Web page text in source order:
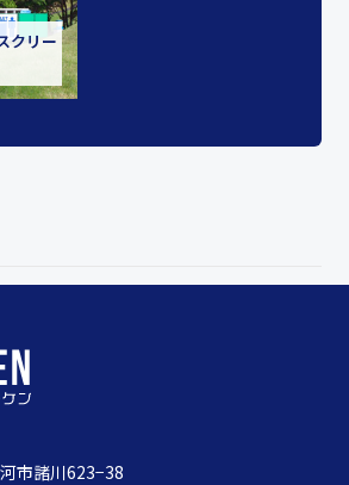
クリー
市諸川623−38